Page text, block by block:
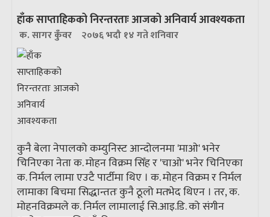
हाँक साप्ताहिकको निरन्तरताः आजको अनिवार्य आवश्यकता
क. सागर कुँवर २०७६ भदौ १४ गते शनिवार
कुनै बेला नेपालको कम्युनिस्ट आन्दोलनमा 'माओ' भनेर
चिनिएका नेता क. मोहन विक्रम सिँह र 'चाओ' भनेर चिनिएका
क. निर्मल लामा एउटै पार्टीमा थिए । क. मोहन विक्रम र निर्मल
लामाका बिचमा सिद्धान्ततः कुनै ठूलो मतभेद थिएन । तर, क.
मोहनविक्रमले क. निर्मल लामालाई सि.आइ.डि. को संगीन